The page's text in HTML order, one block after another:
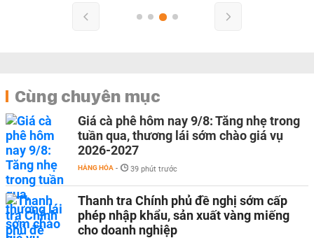
Cùng chuyên mục
Giá cà phê hôm nay 9/8: Tăng nhẹ trong
tuần qua, thương lái sớm chào giá vụ
2026-2027
HÀNG HÓA - 39 phút trước
Thanh tra Chính phủ đề nghị sớm cấp
phép nhập khẩu, sản xuất vàng miếng
cho doanh nghiệp